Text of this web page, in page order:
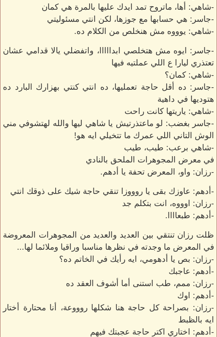
-شاهي: أها، ماتروح تمد ايدك عليها بالمرة هي كمان
-جاسر: هي حسابها مع جوزها، لكن انتي مسئوليتي
-شاهي: يوووه مش هنخلص من الكلام ده.
-جاسر: ايوه مش هتخلصي ابدااااا، واتفضلي يالا قدامي عشان
تعتذري ليارا ع اللي عملتيه فيها
-شاهي: كمان؟
-جاسر: ده أقل حاجة تعمليها، ده انتي كنتي بهزارك البارد ده
هتوديها في داهية
-شاهي: ياريتها كانت راحت
-جاسر بغضب: لو ماعتذرتيش يا شاهي ليها والله لهتشوفي مني
الوش التاني اللي عمرك ما تتخيلي ايه هو!
-شاهي برعب: طيب، طيب
في معرض المجوهرات الملحق بالنادي
-رزان: واو، المعرض تحفة يا أدهم.
-أدهم: عاوزك بقى يا روووزا تنقي حاجة شيك على ذوقك انتي
-رزان: اوووه، انت بتكلم جد
-أدهم: طبعاااا.
ظلت رزان تنتقي بين العديد والعديد من المجوهرات المعروضة
في المعرض ما وجدته في نظرها مناسبا وراقيا وملائما لها...
-رزان: بص يا أدهومي، ايه رأيك في الخاتم ده؟
-أدهم: عاجبك
-رزان: ممم، طب استنى أما أشوف العقد ده
-أدهم: اوك
-رزان: بصراحة كل حاجة هنا شكلها روووعة، أنا محتارة أختار
ايه بالظبط
-أدهم: اختاري اكتر حاجة عجبتك فيهم